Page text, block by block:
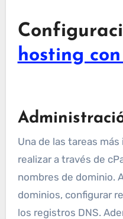
hosting
Una de las tareas
realizar a través de
nombres de dominio.
dominios, configurar
los registros DNS.